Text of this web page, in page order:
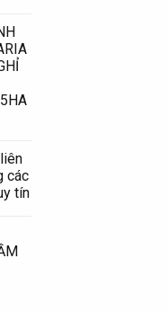
các
tín